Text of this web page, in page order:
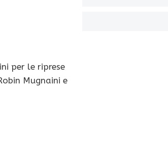
per le riprese
Mugnaini e